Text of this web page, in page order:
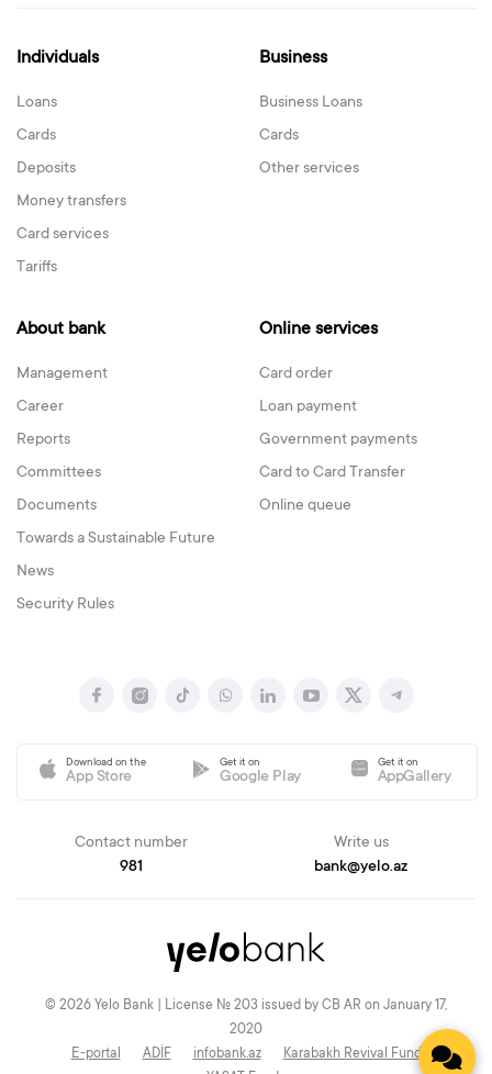
Individuals
Loans
Cards
Deposits
Money transfers
Card services
Tariffs
Business
Business Loans
Cards
Other services
About bank
Management
Career
Reports
Committees
Documents
Towards a Sustainable Future
News
Security Rules
Online services
Card order
Loan payment
Government payments
Card to Card Transfer
Online queue
Download on the
App Store
Get it on
Google Play
Get it on
AppGallery
Contact number
981
Write us
bank@yelo.az
© 2026 Yelo Bank | License № 203 issued by CB AR on January 17,
2020
E-portal
ADİF infobank.az
Karabakh Revival Fund